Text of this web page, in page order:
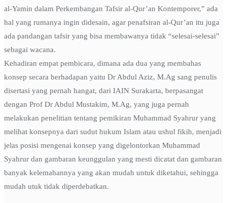
al-Yamin dalam Perkembangan Tafsir al-Qur’an Kontemporer,” ada
hal yang rumanya ingin didesain, agar penafsiran al-Qur’an itu juga
ada pandangan tafsir yang bisa membawanya tidak “selesai-selesai”
sebagai wacana.
Kehadiran empat pembicara, dimana ada dua yang membahas
konsep secara berhadapan yaitu Dr Abdul Aziz, M.Ag sang penulis
disertasi yang pernah hangat, dari IAIN Surakarta, berpasangat
dengan Prof Dr Abdul Mustakim, M.Ag, yang juga pernah
melakukan penelitian tentang pemikiran Muhammad Syahrur yang
melihat konsepnya dari sudut hukum Islam atau ushul fikih, menjadi
jelas posisi mengenai konsep yang digelontorkan Muhammad
Syahrur dan gambaran keunggulan yang mesti dicatat dan gambaran
banyak kelemahannya yang akan mudah untuk diketahui, sehingga
mudah utuk tidak diperdebatkan.